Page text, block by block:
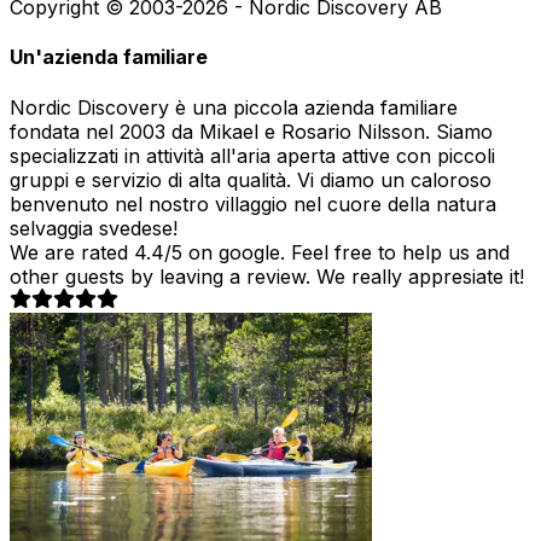
Copyright © 2003-2026 - Nordic Discovery AB
Un'azienda familiare
Nordic Discovery è una piccola azienda familiare
fondata nel 2003 da Mikael e Rosario Nilsson. Siamo
specializzati in attività all'aria aperta attive con piccoli
gruppi e servizio di alta qualità. Vi diamo un caloroso
benvenuto nel nostro villaggio nel cuore della natura
selvaggia svedese!
We are rated 4.4/5 on google. Feel free to help us and
other guests by leaving a review. We really appresiate it!